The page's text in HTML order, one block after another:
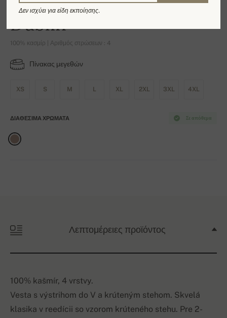
Dublin
100% κασμίρ | Αριθμός στρώσεων : 4
Πίνακας μεγεθών
XS S M L XL 2XL 3XL 4XL
Σε απόθεμα
ΔΙΑΘΈΣΙΜΑ ΧΡΏΜΑΤΑ
Λεπτομέρειες προϊόντος
100% kašmír, 4 vrstvy.
Vesta s výstrihom do V a krúteným stehom. Skvelá
klasika v reedícii so vzorom krúteného stehu. Pre 2-
Δεν ισχύει για είδη εκποίησης.